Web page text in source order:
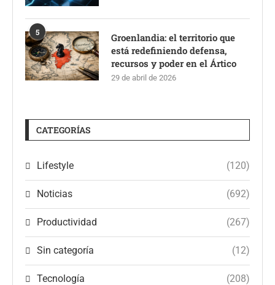
5
Groenlandia: el territorio que
está redefiniendo defensa,
recursos y poder en el Ártico
29 de abril de 2026
CATEGORÍAS
Lifestyle (120)
Noticias (692)
Productividad (267)
Sin categoría (12)
Tecnología (208)